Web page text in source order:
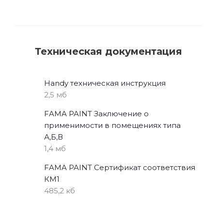
Техническая документация
Handy техническая инструкция
2,5 мб
FAMA PAINT Заключение о
применимости в помещениях типа
А,Б,В
1,4 мб
FAMA PAINT Сертификат соответствия
КМ1
485,2 кб